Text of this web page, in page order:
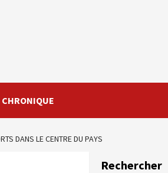
CHRONIQUE
DANS LE CENTRE DU PAYS
Rechercher